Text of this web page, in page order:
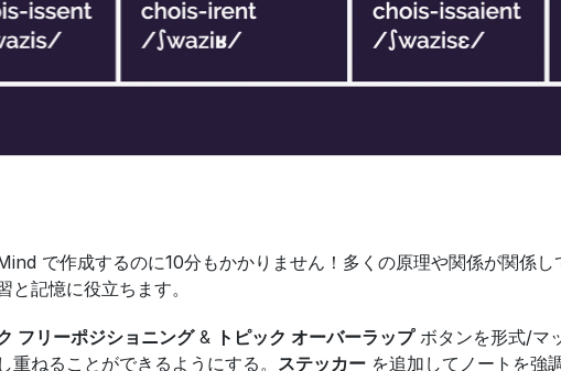
で作成するのに10分もかかりません！多くの原理や関係が関係
記憶に役立ちます。
フリーポジショニング & トピック オーバーラップ ボタンを形式/マ
ねることができるようにする。 ステッカー を追加してノートを強